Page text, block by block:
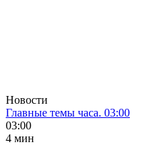
Новости
Главные темы часа. 03:00
03:00
4 мин